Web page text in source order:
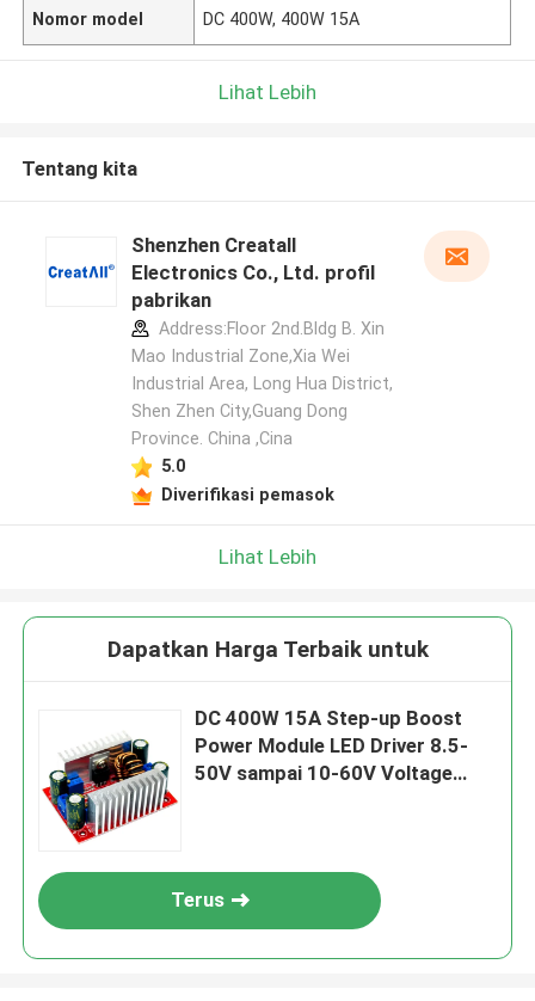
Tinggalkan pesan
kembali!
Nomor model DC 400W, 400W 15A
Lihat Lebih
Tentang kita
Shenzhen Creatall
Electronics Co., Ltd. profil
pabrikan
Address:Floor 2nd.Bldg B. Xin
Mao Industrial Zone,Xia Wei
Industrial Area, Long Hua District,
Shen Zhen City,Guang Dong
Province. China ,Cina
5.0
Diverifikasi pemasok
Lihat Lebih
Dapatkan Harga Terbaik untuk
DC 400W 15A Step-up Boost
Power Module LED Driver 8.5-
50V sampai 10-60V Voltage
Terus